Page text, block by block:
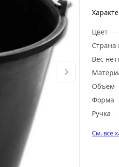
Цвет
Страна
Вес
Объем
Форма
Ручка
См. все